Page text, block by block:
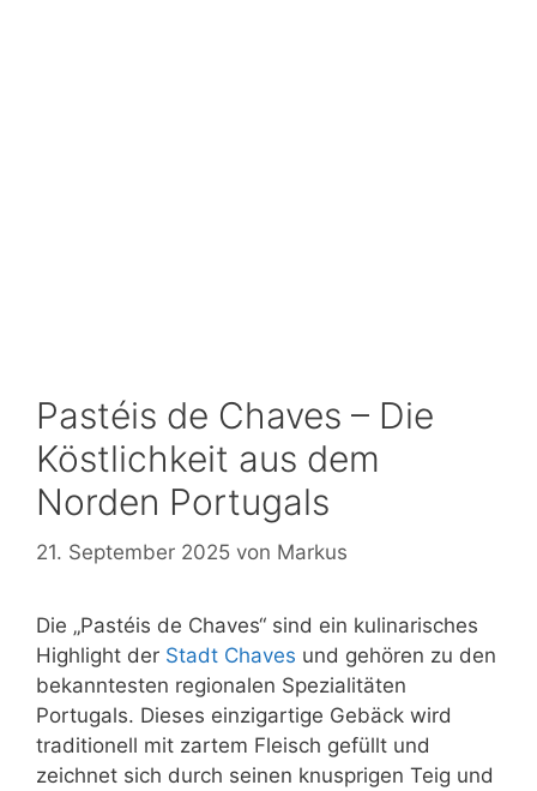
Pastéis de Chaves – Die
Köstlichkeit aus dem
Norden Portugals
21. September 2025 von Markus
Die „Pastéis de Chaves“ sind ein kulinarisches
Highlight der Stadt Chaves und gehören zu den
bekanntesten regionalen Spezialitäten
Portugals. Dieses einzigartige Gebäck wird
traditionell mit zartem Fleisch gefüllt und
zeichnet sich durch seinen knusprigen Teig und